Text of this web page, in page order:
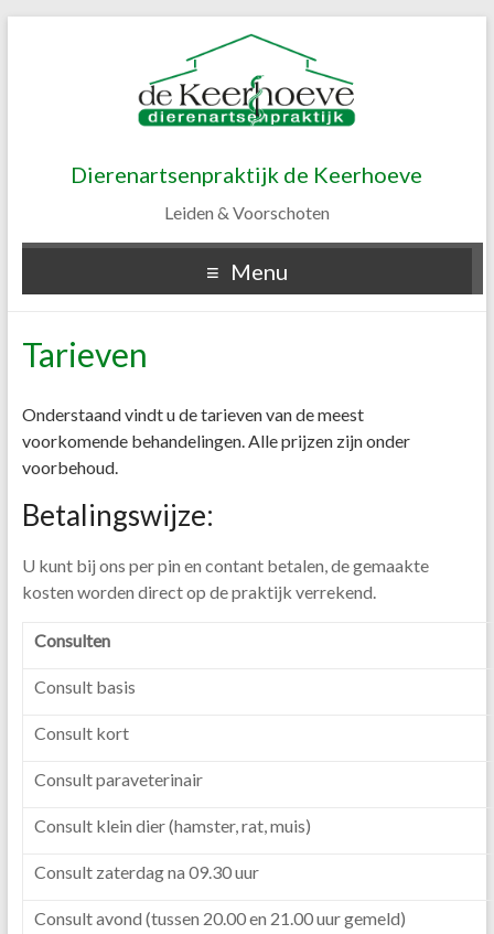
Dierenartsenpraktijk de Keerhoeve
Leiden & Voorschoten
Menu
Tarieven
Onderstaand vindt u de tarieven van de meest
voorkomende behandelingen. Alle prijzen zijn onder
voorbehoud.
Betalingswijze:
U kunt bij ons per pin en contant betalen, de gemaakte
kosten worden direct op de praktijk verrekend.
Consulten
Consult basis
Consult kort
Consult paraveterinair
Consult klein dier (hamster, rat, muis)
Consult zaterdag na 09.30 uur
Consult avond (tussen 20.00 en 21.00 uur gemeld)